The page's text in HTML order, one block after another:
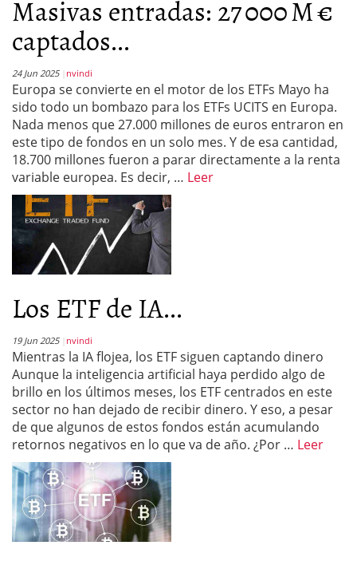
Masivas entradas: 27 000 M €
captados...
24 Jun 2025 nvindi
Europa se convierte en el motor de los ETFs Mayo ha
sido todo un bombazo para los ETFs UCITS en Europa.
Nada menos que 27.000 millones de euros entraron en
este tipo de fondos en un solo mes. Y de esa cantidad,
18.700 millones fueron a parar directamente a la renta
variable europea. Es decir, … Leer
Los ETF de IA...
19 Jun 2025 nvindi
Mientras la IA flojea, los ETF siguen captando dinero
Aunque la inteligencia artificial haya perdido algo de
brillo en los últimos meses, los ETF centrados en este
sector no han dejado de recibir dinero. Y eso, a pesar
de que algunos de estos fondos están acumulando
retornos negativos en lo que va de año. ¿Por … Leer